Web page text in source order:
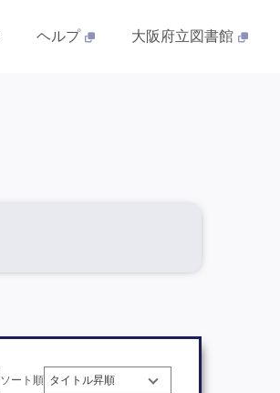
ヘルプ 大阪府立図書館
ソート順